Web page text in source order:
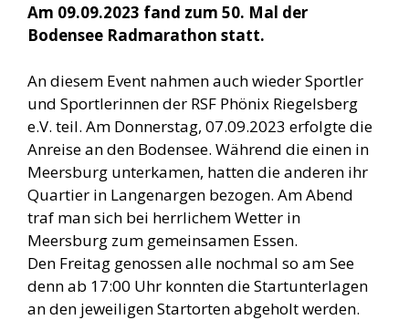
Am 09.09.2023 fand zum 50. Mal der
Bodensee Radmarathon statt.
An diesem Event nahmen auch wieder Sportler
und Sportlerinnen der RSF Phönix Riegelsberg
e.V. teil. Am Donnerstag, 07.09.2023 erfolgte die
Anreise an den Bodensee. Während die einen in
Meersburg unterkamen, hatten die anderen ihr
Quartier in Langenargen bezogen. Am Abend
traf man sich bei herrlichem Wetter in
Meersburg zum gemeinsamen Essen.
Den Freitag genossen alle nochmal so am See
denn ab 17:00 Uhr konnten die Startunterlagen
an den jeweiligen Startorten abgeholt werden.